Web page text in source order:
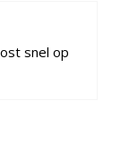
snel op